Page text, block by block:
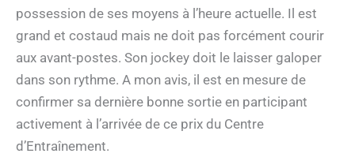
possession de ses moyens à l’heure actuelle. Il est
grand et costaud mais ne doit pas forcément courir
aux avant-postes. Son jockey doit le laisser galoper
dans son rythme. A mon avis, il est en mesure de
confirmer sa dernière bonne sortie en participant
activement à l’arrivée de ce prix du Centre
d’Entraînement.